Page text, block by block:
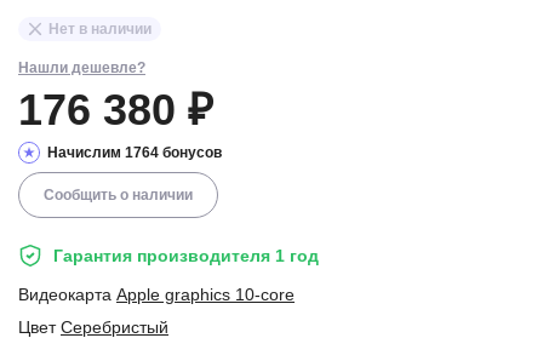
Гарантия производителя 1 год
Видеокарта Apple graphics 10-core
ЦветСеребристый
Нет в наличии
Нашли дешевле?
176 380 ₽
Начислим 1764 бонусов
Сообщить о наличии